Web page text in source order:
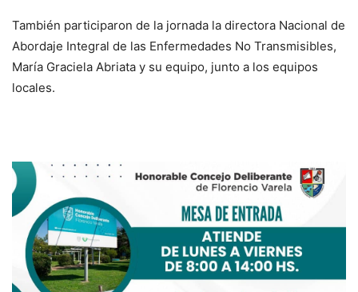
También participaron de la jornada la directora Nacional de
Abordaje Integral de las Enfermedades No Transmisibles,
María Graciela Abriata y su equipo, junto a los equipos
locales.